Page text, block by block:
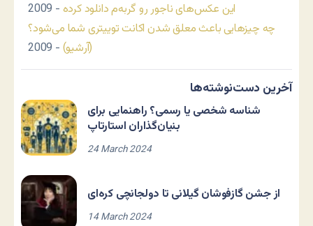
این عکس‌های ناجور رو گربه‌م دانلود کرده - 2009
چه چیزهایی باعث معلق شدن اکانت توییتری شما می‌شود؟
(آرشیو) - 2009
آخرین دست‌نوشته‌ها
شناسه شخصی یا رسمی؟ راهنمایی برای
بنیان‌گذاران استارتاپ
24 March 2024
از جشن گازفوشان گیلانی تا دولجانچی کره‌ای
14 March 2024